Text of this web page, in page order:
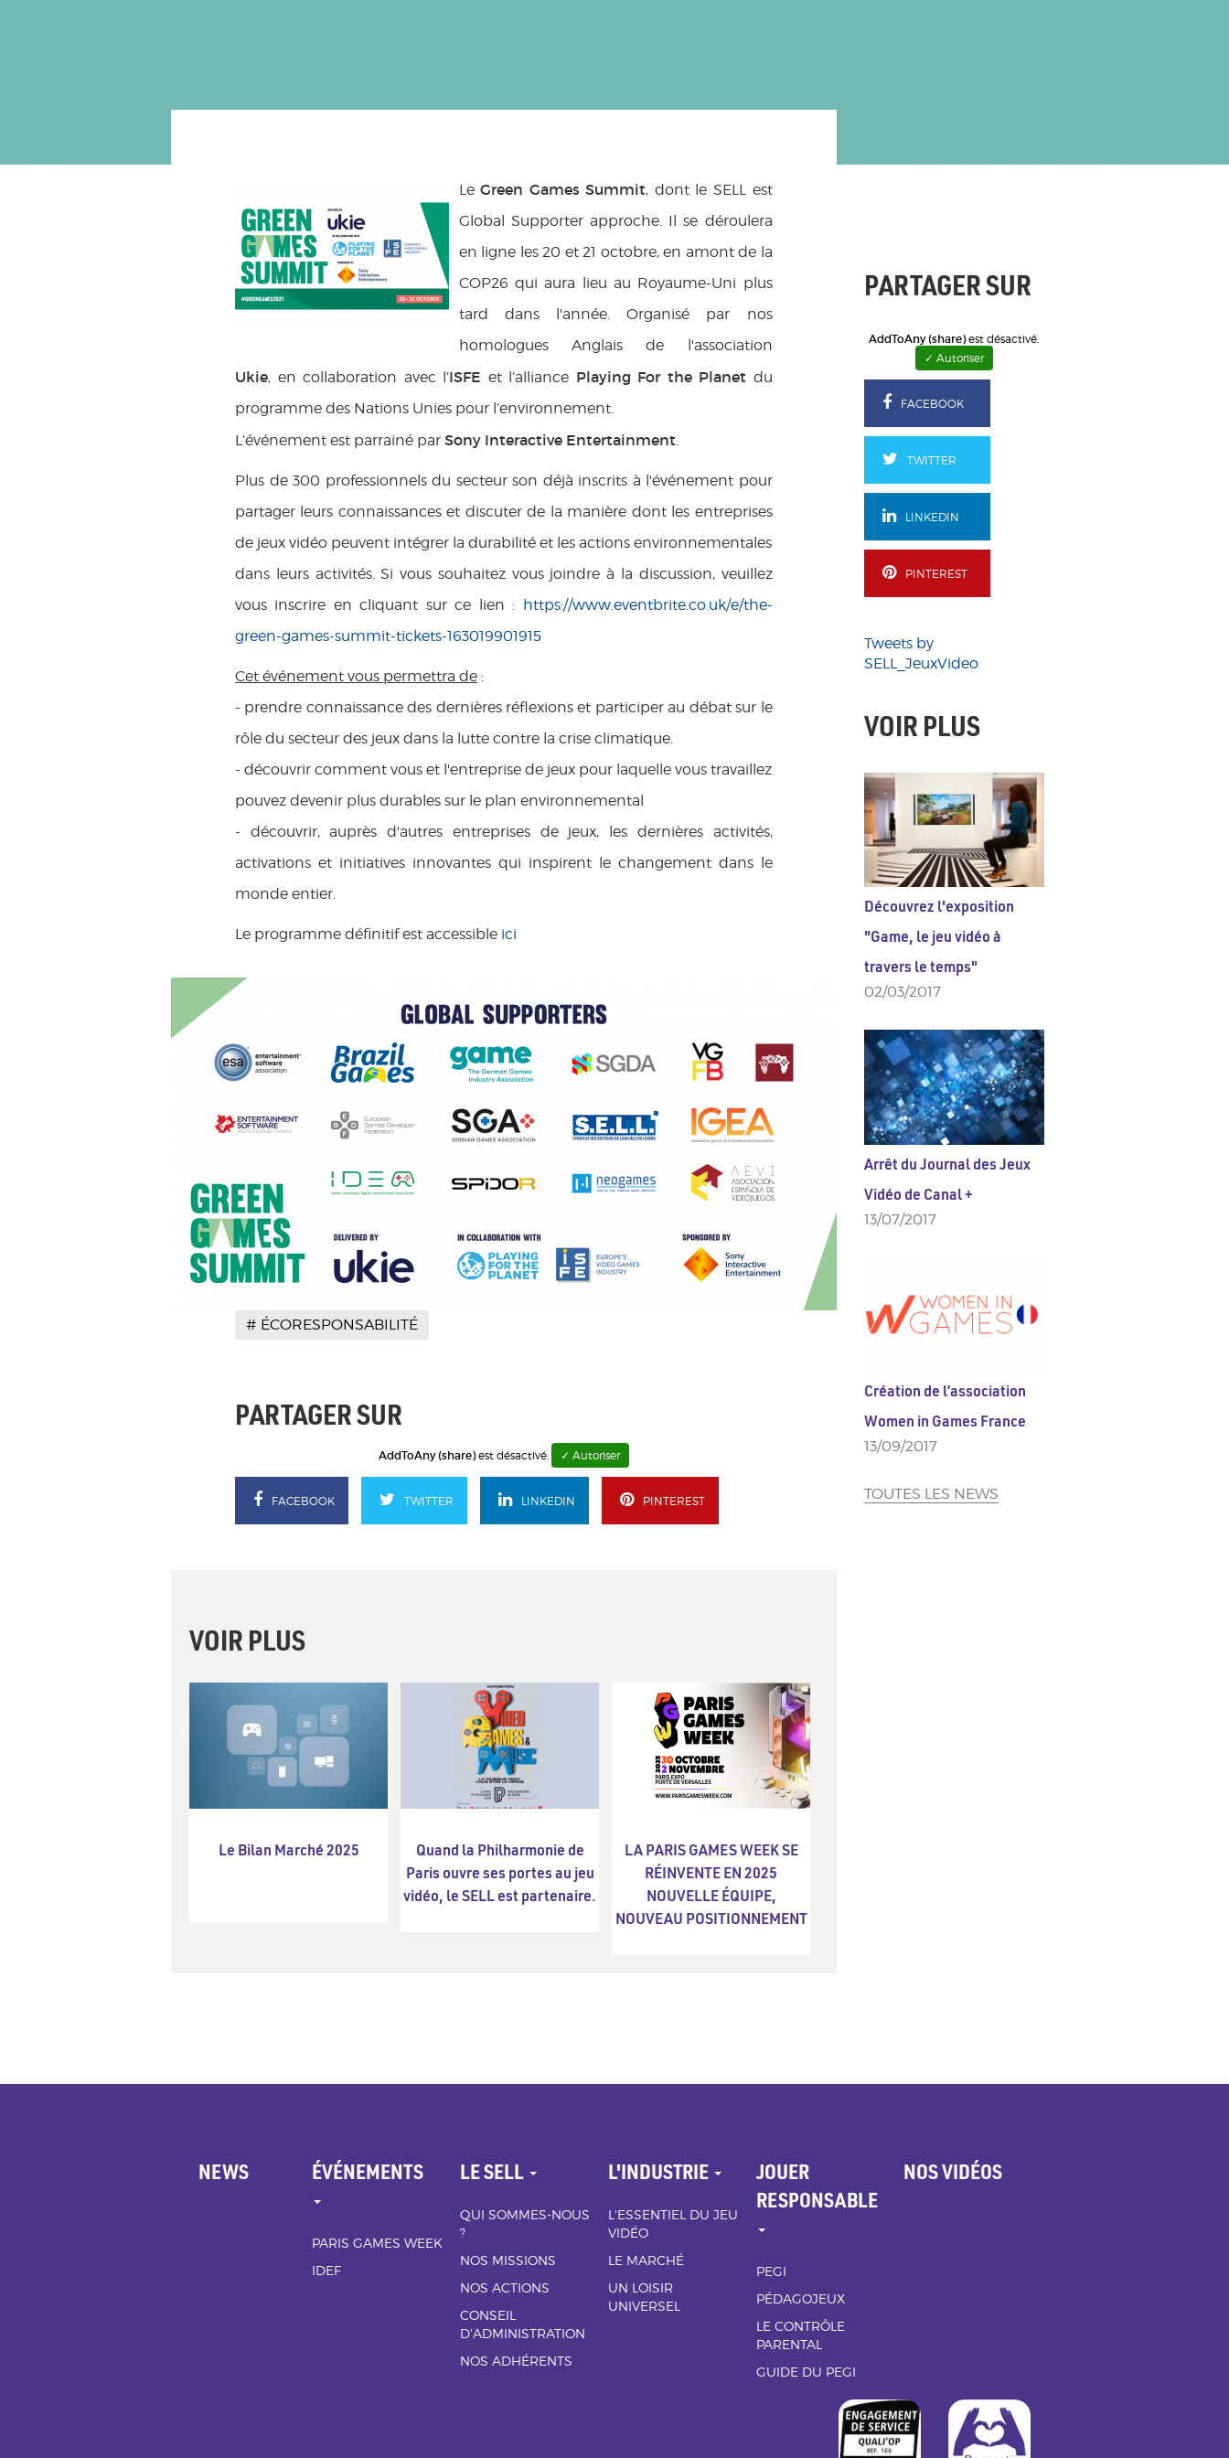
LeGreen Games Summit, dont le SELL est
Global Supporter approche. Il se déroulera
en ligne les 20 et 21 octobre, en amont de la
COP26 qui aura lieu au Royaume-Uni plus
tard dans l'année. Organisé par nos
homologues Anglais de l'association
Ukie, en collaboration avec l’ISFE et l’alliance Playing For the Planet du
programme des Nations Unies pour l’environnement.
L’événement est parrainé par Sony Interactive Entertainment
Plus de 300 professionnels du secteur son déjà inscrits à l'événement pour
partager leurs connaissances et discuter de la manière dont les entreprises
de jeux vidéo peuvent intégrer la durabilité et les actions environnementales
dans leurs activités. Si vous souhaitez vous joindre à la discussion, veuillez
vous inscrire en cliquant sur ce lien : https://www.eventbrite.co.uk/e/the-
green-games-summit-tickets-163019901915
Cet événement vous permettra de :
- prendre connaissance des dernières réflexions et participer au débat sur le
rôle du secteur des jeux dans la lutte contre la crise climatique.
- découvrir comment vous et l'entreprise de jeux pour laquelle vous travaillez
pouvez devenir plus durables sur le plan environnemental
- découvrir, auprès d'autres entreprises de jeux, les dernières activités,
activations et initiatives innovantes qui inspirent le changement dans le
monde entier.
Le programme définitif est accessible ici
ÉCORESPONSABILITÉ
PARTAGER SUR
AddToAny (share)est désactivé. ✓ Autoriser
FACEBOOK TWITTER LINKEDIN PINTEREST
VOIR PLUS
Le Bilan Marché 2025
Quand la Philharmonie de
Paris ouvre ses portes au jeu
vidéo, le SELL est partenaire.
LA PARIS GAMES WEEK SE
RÉINVENTE EN 2025
NOUVELLE ÉQUIPE,
NOUVEAU POSITIONNEMENT
PARTAGER SUR
AddToAny (share)est désactivé.
✓ Autoriser
FACEBOOK
TWITTER
LINKEDIN
PINTEREST
Tweets by
SELL_JeuxVideo
VOIR PLUS
Découvrez l'exposition
"Game, le jeu vidéo à
travers le temps"
02/03/2017
Arrêt du Journal des Jeux
Vidéo de Canal +
13/07/2017
Création de l’association
Women in Games France
13/09/2017
TOUTES LES NEWS
Menu
NEWS ÉVÉNEMENTS
PARIS GAMES WEEK
IDEF
LE SELL
QUI SOMMES-NOUS
?
NOS MISSIONS
NOS ACTIONS
CONSEIL
D'ADMINISTRATION
NOS ADHÉRENTS
L'INDUSTRIE
L'ESSENTIEL DU JEU
VIDÉO
LE MARCHÉ
UN LOISIR
UNIVERSEL
JOUER
RESPONSABLE
PEGI
PÉDAGOJEUX
LE CONTRÔLE
PARENTAL
GUIDE DU PEGI
NOS VIDÉOS
http://www.afnor.org